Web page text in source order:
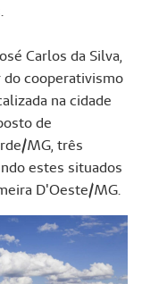
Carlos da Silva,
cooperativismo
na cidade
de
MG, três
estes situados
D'Oeste/MG.